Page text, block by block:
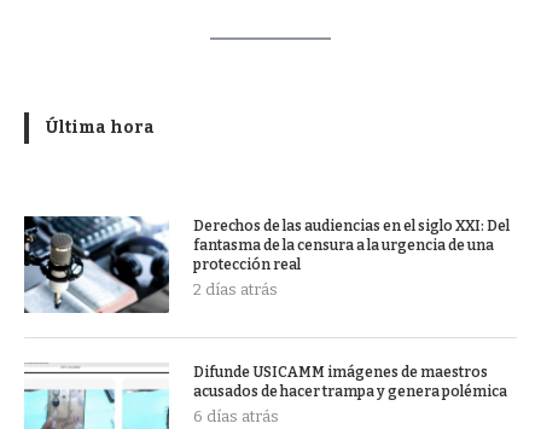
Última hora
Derechos de las audiencias en el siglo XXI: Del
fantasma de la censura a la urgencia de una
protección real
2 días atrás
Difunde USICAMM imágenes de maestros
acusados de hacer trampa y genera polémica
6 días atrás